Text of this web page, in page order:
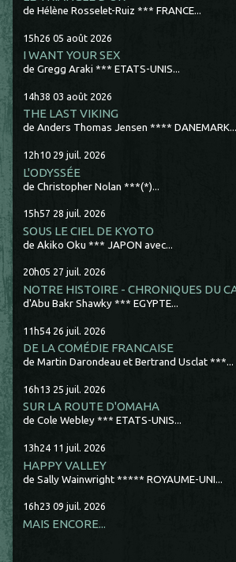
de Hélène Rosselet-Ruiz *** FRANCE...
15h26 05 août 2026
I WANT YOUR SEX
de Gregg Araki *** ETATS-UNIS...
14h38 03 août 2026
THE LAST VIKING
de Anders Thomas Jensen **** DANEMARK...
12h10 29 juil. 2026
L'ODYSSÉE
de Christopher Nolan ***(*)...
15h57 28 juil. 2026
SOUS LE CIEL DE KYOTO
de Akiko Oku *** JAPON avec...
20h05 27 juil. 2026
NOTRE HISTOIRE - CHRONIQUES DU
d'Abu Bakr Shawky *** EGYPTE...
11h54 26 juil. 2026
DE LA COMÉDIE FRANCAISE
de Martin Darondeau et Bertrand Usclat ***...
16h13 25 juil. 2026
SUR LA ROUTE D'OMAHA
de Cole Webley *** ETATS-UNIS...
13h24 11 juil. 2026
HAPPY VALLEY
de Sally Wainwright ***** ROYAUME-UNI...
16h23 09 juil. 2026
MAIS ENCORE...